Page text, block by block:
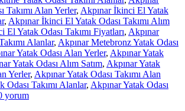
Takımı Alan Yerler, Akpınar İkinci El Yatak
, Akpınar İkinci El Yatak Odası Takımı Alım
El Yatak Odası Takımı Fiyatları, Akpınar
Alanlar, Akpınar Metebronz Yatak Odası
Yatak Odası Alan Yerler, Akpınar Yatak
Yatak Odası Alım Satım, Akpınar Yatak
Yerler, Akpınar Yatak Odası Takımı Alan
Odası Takımı Alanlar, Akpınar Yatak Odası
yorum